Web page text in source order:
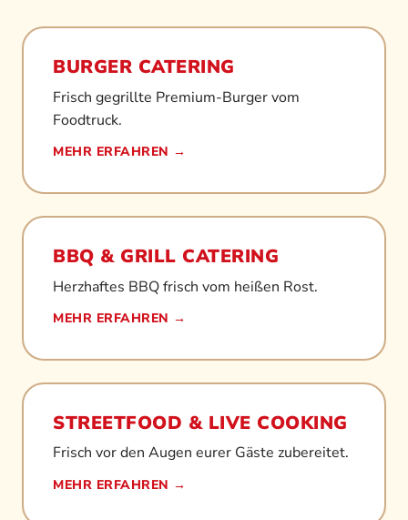
BURGER CATERING
Frisch gegrillte Premium-Burger vom
Foodtruck.
MEHR ERFAHREN →
BBQ & GRILL CATERING
Herzhaftes BBQ frisch vom heißen Rost.
MEHR ERFAHREN →
STREETFOOD & LIVE COOKING
Frisch vor den Augen eurer Gäste zubereitet.
MEHR ERFAHREN →